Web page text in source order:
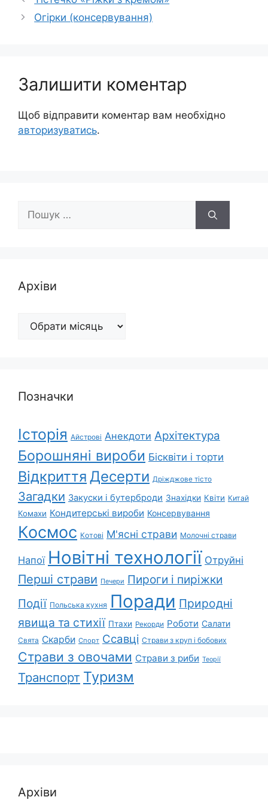
Огірки (консервування)
Залишити коментар
Щоб відправити коментар вам необхідно
авторизуватись.
Пошук:
Архіви
Архіви
Позначки
Історія Айстрові Анекдоти Архітектура
Борошняні вироби Бісквіти і торти
Відкриття Десерти Дріжджове тісто
Загадки Закуски і бутерброди Знахідки Квіти Китай
Комахи Кондитерські вироби Консервування
Космос Котові М'ясні страви Молочні страви
Напої Новітні технології Отруйні
Перші страви Печери Пироги і пиріжки
Події Польська кухня Поради Природні
явища та стихії Птахи Рекорди Роботи Салати
Свята Скарби Спорт Ссавці Страви з круп і бобових
Страви з овочами Страви з риби Теорії
Транспорт Туризм
Архіви